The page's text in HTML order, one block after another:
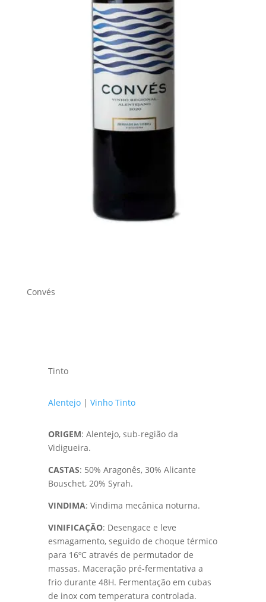
Convés
Tinto
Alentejo| Vinho Tinto
ORIGEM: Alentejo, sub-região da
Vidigueira.
CASTAS: 50% Aragonês, 30% Alicante
Bouschet, 20% Syrah.
VINDIMA: Vindima mecânica noturna.
VINIFICAÇÃO: Desengace e leve
esmagamento, seguido de choque térmico
para 16ºC através de permutador de
massas. Maceração pré-fermentativa a
frio durante 48H. Fermentação em cubas
de inox com temperatura controlada.